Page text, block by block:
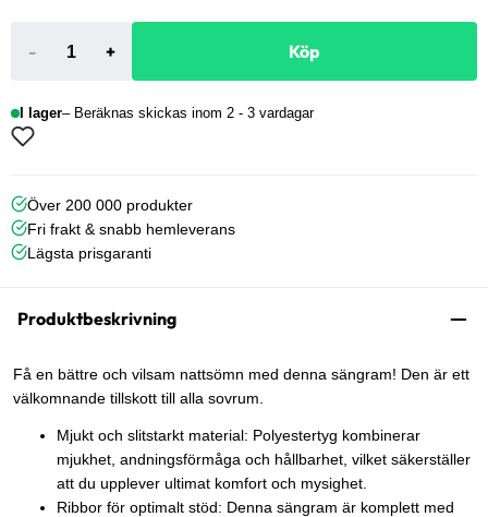
- + Köp
I lager Beräknas skickas inom 2 - 3 vardagar
Över 200 000 produkter
Fri frakt & snabb hemleverans
Lägsta prisgaranti
Produktbeskrivning
Få en bättre och vilsam nattsömn med denna sängram! Den är ett
välkomnande tillskott till alla sovrum.
Mjukt och slitstarkt material: Polyestertyg kombinerar
mjukhet, andningsförmåga och hållbarhet, vilket säkerställer
att du upplever ultimat komfort och mysighet.
Ribbor för optimalt stöd: Denna sängram är komplett med